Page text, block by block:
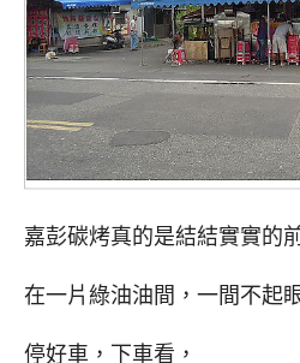
嘉彭碳烤真的是結結實實的
在一片綠油油間，一間不起
停好車，下車看，